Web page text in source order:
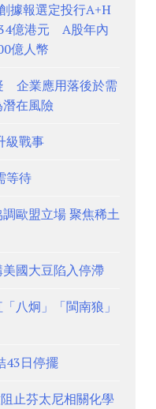
據報選定投行A+H
億港元 A股年內
億人幣
企業應用落後於需
在風險
級戰事
等待
歐盟立場 聚焦稀土
國大豆陷入停滯
八炯」「閩南狼」
43日停擺
止芬太尼相關化學